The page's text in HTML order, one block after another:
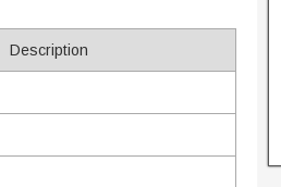
Description